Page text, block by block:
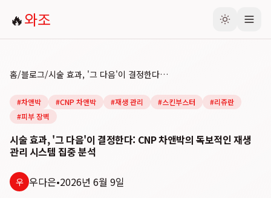
🔥와조
홈/블로그/ 시술 효과, '그 다음'이 결정한다: CNP 차앤박의 독보적인 재생 관리 시스템 집중 분석
#차앤박 #CNP 차앤박 #재생 관리 #스킨부스터 #리쥬란
#피부 장벽
시술 효과, '그 다음'이 결정한다: CNP 차앤박의 독보적인 재생
관리 시스템 집중 분석
우 우다은•2026년 6월 9일